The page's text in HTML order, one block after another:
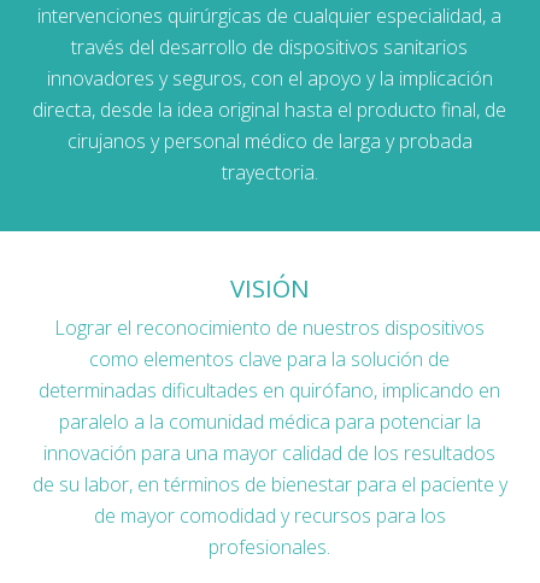
intervenciones quirúrgicas de cualquier especialidad, a
través del desarrollo de dispositivos sanitarios
innovadores y seguros, con el apoyo y la implicación
directa, desde la idea original hasta el producto final, de
cirujanos y personal médico de larga y probada
trayectoria.
VISIÓN
Lograr el reconocimiento de nuestros dispositivos
como elementos clave para la solución de
determinadas dificultades en quirófano, implicando en
paralelo a la comunidad médica para potenciar la
innovación para una mayor calidad de los resultados
de su labor, en términos de bienestar para el paciente y
de mayor comodidad y recursos para los
profesionales.